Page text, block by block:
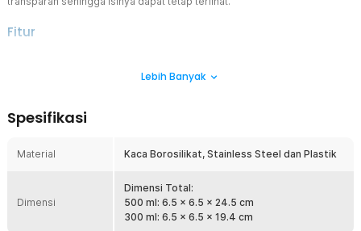
Fitur
One Two Cups CW199 adalah wadah ideal untuk menyimpan minyak
jumlah minyak yang dituangkan dengan mudah. Kualitas minyak juga
pilihan terbaik untuk kebutuhan dapur Anda.
Mulut botol dirancang ergonomis untuk memudahkan menuangkan
cairan dengan presisi. Desain ini memastikan cairan tidak mudah
tumpah atau bocor saat dituangkan, membuatnya sangat praktis
Lebih Banyak
Spesifikasi
Material Kaca Borosilikat, Stainless Steel dan Plastik
Dimensi
Dimensi Total:
500 ml: 6.5 x 6.5 x 24.5 cm
300 ml: 6.5 x 6.5 x 19.4 cm